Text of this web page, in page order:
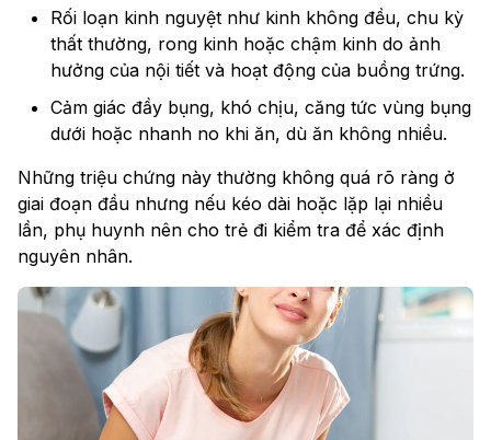
Rối loạn kinh nguyệt như kinh không đều, chu kỳ
thất thường, rong kinh hoặc chậm kinh do ảnh
hưởng của nội tiết và hoạt động của buồng trứng.
Cảm giác đầy bụng, khó chịu, căng tức vùng bụng
dưới hoặc nhanh no khi ăn, dù ăn không nhiều.
Những triệu chứng này thường không quá rõ ràng ở
giai đoạn đầu nhưng nếu kéo dài hoặc lặp lại nhiều
lần, phụ huynh nên cho trẻ đi kiểm tra để xác định
nguyên nhân.